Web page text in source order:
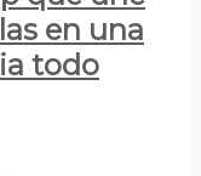
en una
todo